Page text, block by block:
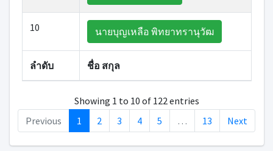
10 นายบุญเหลือ พิทยาทรานุวัฒ
ลำดับ ชื่อ สกุล
Showing 1 to 10 of 122 entries
Previous
1 2 3 4 5 … 13 Next